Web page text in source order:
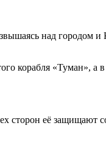
над городом и
корабля «Туман», а
сторон её защищают